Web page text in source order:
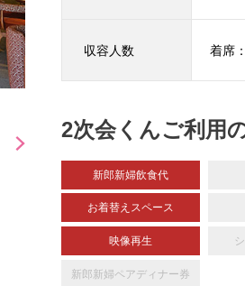
収容人数 着席
2次会くんご利用
新郎新婦飲食代
お着替えスペース
映像再生
新郎新婦ペアディナー券